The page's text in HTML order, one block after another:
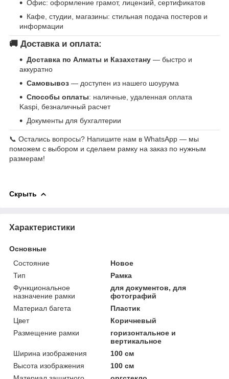
Офис: оформление грамот, лицензий, сертификатов
Кафе, студии, магазины: стильная подача постеров и
информации
🚚 Доставка и оплата:
Доставка по Алматы и Казахстану — быстро и
аккуратно
Самовывоз — доступен из нашего шоурума
Способы оплаты: наличные, удаленная оплата
Kaspi, безналичный расчет
Документы для бухгалтерии
📞 Остались вопросы? Напишите нам в WhatsApp — мы
поможем с выбором и сделаем рамку на заказ по нужным
размерам!
Скрыть
Характеристики
Основные
Состояние
Новое
Тип
Рамка
Функциональное
назначение рамки
для документов, для
фотографий
Материал багета
Пластик
Цвет
Коричневый
Размещение рамки
горизонтальное и
вертикальное
Ширина изображения
100 см
Высота изображения
100 см